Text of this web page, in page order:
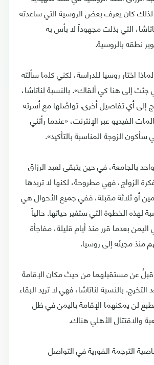
لذلك كان يعرف بعض الروسية التي ساعدته
التي بذلت مجهوداً لا بأس به
نطقه بالروسية.
اختار روسيا للدراسة، لكني كلما سألته
إلى هنا كي ألقاك». بالنسبة لناتاشا،
إلى أي تفاصيل أخرى. تواصُلها مع أسرته
الفيديو عبر الإنترنت، «عندما رأتني
سأكون الزوجة المناسبة بالتأكيد».
بالجامعة، في حين يتبقى لعبد الرزاق
الزواج، فهي مطروحة، لكنها لا تريدها
أو ثلاثة مقبلة، ففي جميع الأحوال هي
لهذه الخطوة التي ستغير حياتها. حالياً
بعدما قرر منذ أيام قليلة، مفاجأة
منذ مجيئه إلى روسيا.
عن مستقبلهما من حيث مكان الإقامة
بالنسبة لناتاشا، فهي لا تريد البقاء
لن يمكنهما الإقامة باليمن في ظل
والاقتتال الأهلي هناك.
الترجمة الفورية في التواصل